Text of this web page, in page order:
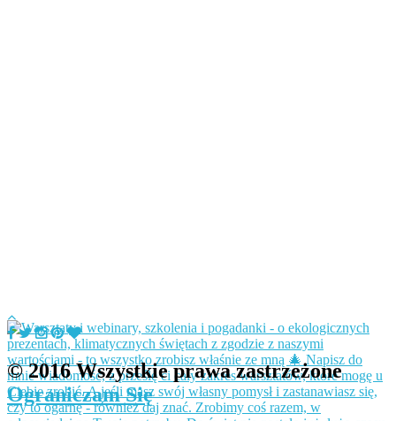
© 2016 Wszystkie prawa zastrzeżone
Ograniczam Się